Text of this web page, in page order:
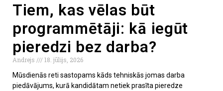
Tiem, kas vēlas būt
programmētāji: kā iegūt
pieredzi bez darba?
Andrejs
18. jūlijs, 2026
Mūsdienās reti sastopams kāds tehniskās jomas darba
piedāvājums, kurā kandidātam netiek prasīta pieredze